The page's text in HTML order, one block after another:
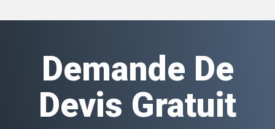
Demande De
Devis Gratuit